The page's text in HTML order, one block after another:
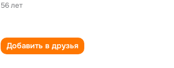
56 лет
Добавить в друзья